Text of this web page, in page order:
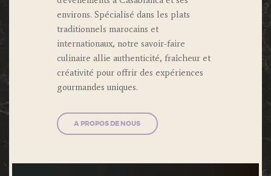
environs. Spécialisé dans les plats
traditionnels marocains et
internationaux, notre savoir-faire
culinaire allie authenticité, fraîcheur et
créativité pour offrir des expériences
gourmandes uniques.
A PROPOS DE NOUS